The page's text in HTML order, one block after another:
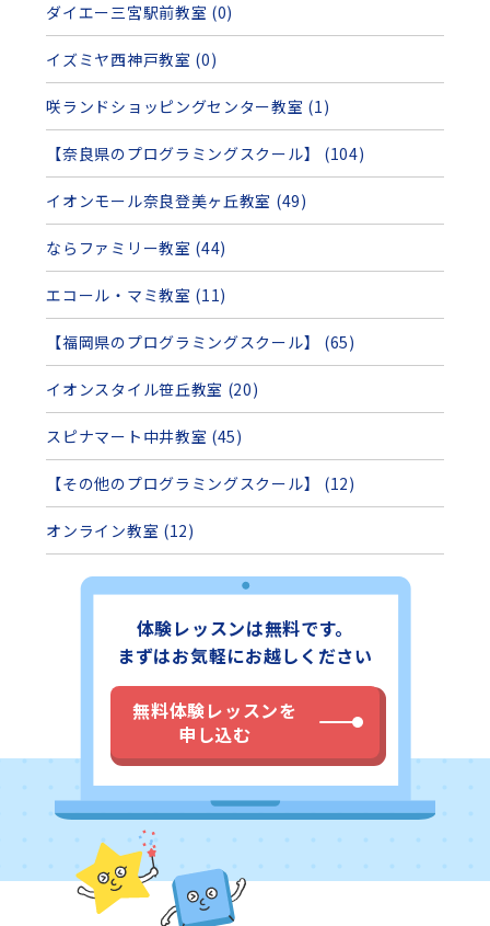
ダイエー三宮駅前教室 (0)
イズミヤ西神戸教室 (0)
咲ランドショッピングセンター教室 (1)
【奈良県のプログラミングスクール】 (104)
イオンモール奈良登美ヶ丘教室 (49)
ならファミリー教室 (44)
エコール・マミ教室 (11)
【福岡県のプログラミングスクール】 (65)
イオンスタイル笹丘教室 (20)
スピナマート中井教室 (45)
【その他のプログラミングスクール】 (12)
オンライン教室 (12)
体験レッスンは無料です。
まずはお気軽にお越しください
無料体験レッスンを
申し込む